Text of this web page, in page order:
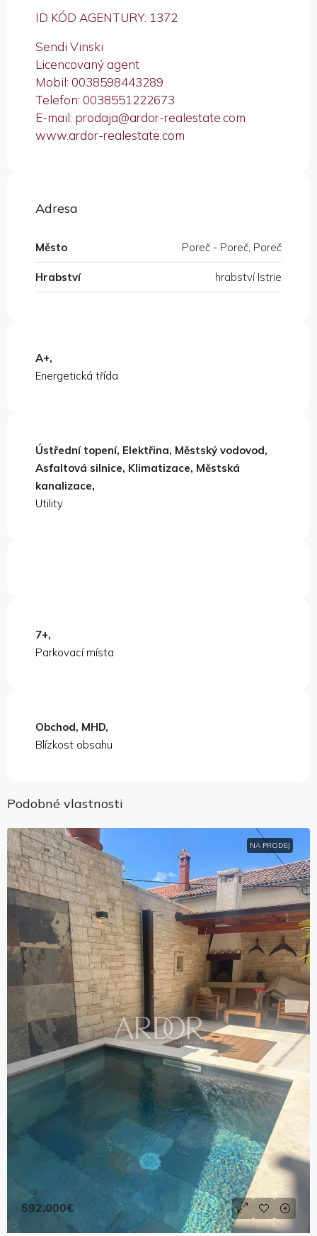
ID KÓD AGENTURY: 1372
Sendi Vinski
Licencovaný agent
Mobil: 0038598443289
Telefon: 0038551222673
E-mail: prodaja@ardor-realestate.com
www.ardor-realestate.com
Adresa
Město Poreč - Poreč, Poreč
Hrabství hrabství Istrie
A+,
Energetická třída
Ústřední topení, Elektřina, Městský vodovod,
Asfaltová silnice, Klimatizace, Městská
kanalizace,
Utility
7+,
Parkovací místa
Obchod, MHD,
Blízkost obsahu
Podobné vlastnosti
NA PRODEJ
592,000€